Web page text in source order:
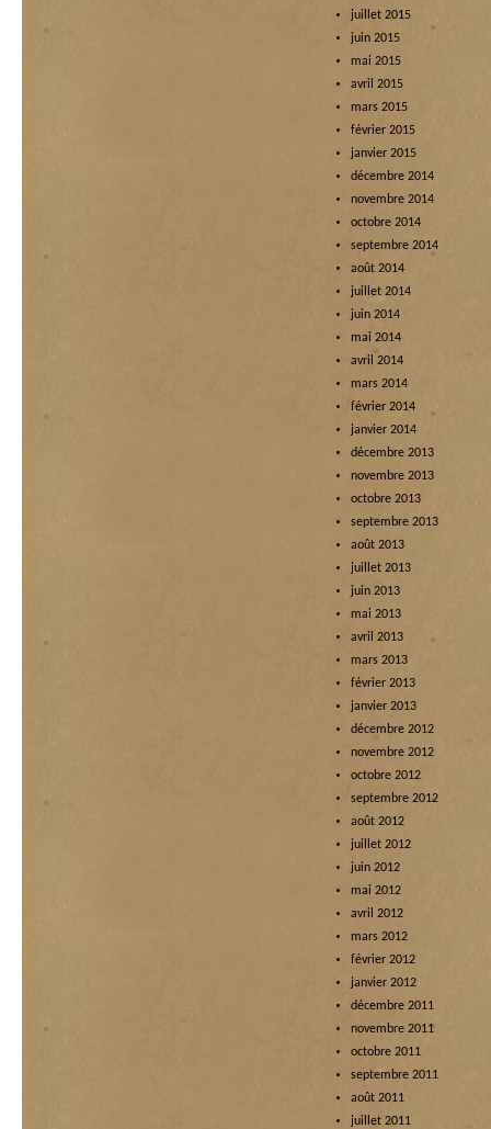
juillet 2015
juin 2015
mai 2015
avril 2015
mars 2015
février 2015
janvier 2015
décembre 2014
novembre 2014
octobre 2014
septembre 2014
août 2014
juillet 2014
juin 2014
mai 2014
avril 2014
mars 2014
février 2014
janvier 2014
décembre 2013
novembre 2013
octobre 2013
septembre 2013
août 2013
juillet 2013
juin 2013
mai 2013
avril 2013
mars 2013
février 2013
janvier 2013
décembre 2012
novembre 2012
octobre 2012
septembre 2012
août 2012
juillet 2012
juin 2012
mai 2012
avril 2012
mars 2012
février 2012
janvier 2012
décembre 2011
novembre 2011
octobre 2011
septembre 2011
août 2011
juillet 2011